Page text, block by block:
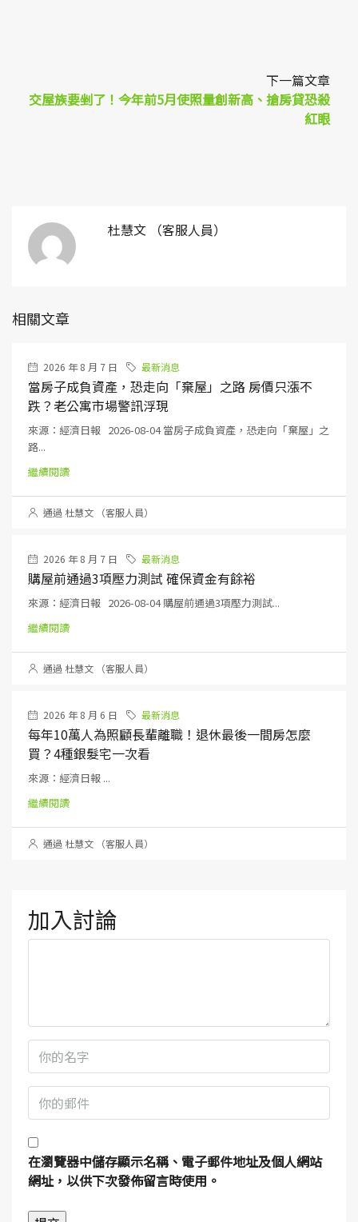
下一篇文章
交屋族要剉了！今年前5月使照量創新高、搶房貸恐殺
紅眼
杜慧文 （客服人員）
相關文章
2026 年 8 月 7 日 最新消息
當房子成負資產，恐走向「棄屋」之路 房價只漲不
跌？老公寓市場警訊浮現
來源：經濟日報 2026-08-04 當房子成負資產，恐走向「棄屋」之
路...
繼續閱讀
通過 杜慧文 （客服人員）
2026 年 8 月 7 日 最新消息
購屋前通過3項壓力測試 確保資金有餘裕
來源：經濟日報 2026-08-04 購屋前通過3項壓力測試...
繼續閱讀
通過 杜慧文 （客服人員）
2026 年 8 月 6 日 最新消息
每年10萬人為照顧長輩離職！退休最後一間房怎麼
買？4種銀髮宅一次看
來源：經濟日報 ...
繼續閱讀
通過 杜慧文 （客服人員）
加入討論
在瀏覽器中儲存顯示名稱、電子郵件地址及個人網站
網址，以供下次發佈留言時使用。